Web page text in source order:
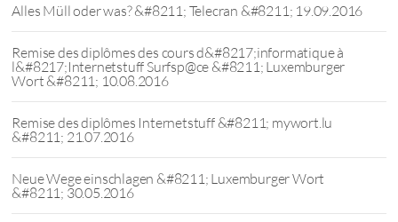
Alles Müll oder was? &#8211; Telecran &#8211; 19.09.2016
Remise des diplômes des cours d&#8217;informatique à
l&#8217;Internetstuff Surfsp@ce &#8211; Luxemburger
Wort &#8211; 10.08.2016
Remise des diplômes Internetstuff &#8211; mywort.lu
&#8211; 21.07.2016
Neue Wege einschlagen &#8211; Luxemburger Wort
&#8211; 30.05.2016